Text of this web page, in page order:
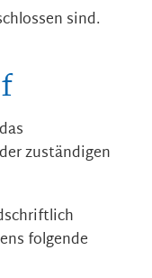
sind.
zuständigen
folgende